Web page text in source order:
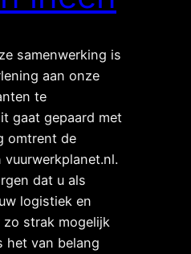
samenwerking is
aan onze
te
gaat gepaard met
omtrent de
dat u als
logistiek en
strak mogelijk
het van belang